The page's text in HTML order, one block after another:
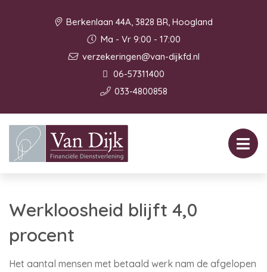
Berkenlaan 44A, 3828 BR, Hoogland
Ma - Vr 9:00 - 17:00
verzekeringen@van-dijkfd.nl
06-57311400
033-4800858
Werkloosheid blijft 4,0
procent
Het aantal mensen met betaald werk nam de afgelopen